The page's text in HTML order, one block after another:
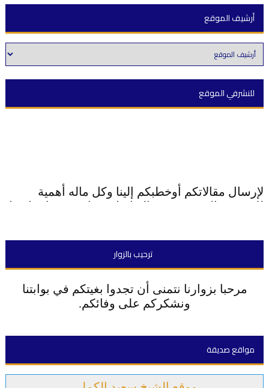
أرشيف الموقع
للنشرفي الموقع
لإرسال مقالاتكم أوخطبكم إلينا وكل ماله أهمية
للنشرعبرالموقع قومو بالتواصل معنا عبر زر اتصل بنا
ترحيب بالزوار
مرحبا بزوارنا نتمنى أن تجدوا بغيتكم في بوابتنا
ونشكركم على وفائكم.
مواقع صديقة